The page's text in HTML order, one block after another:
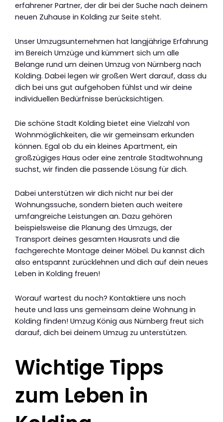
erfahrener Partner, der dir bei der Suche nach deinem
neuen Zuhause in Kolding zur Seite steht.
Unser Umzugsunternehmen hat langjährige Erfahrung
im Bereich Umzüge und kümmert sich um alle
Belange rund um deinen Umzug von Nürnberg nach
Kolding. Dabei legen wir großen Wert darauf, dass du
dich bei uns gut aufgehoben fühlst und wir deine
individuellen Bedürfnisse berücksichtigen.
Die schöne Stadt Kolding bietet eine Vielzahl von
Wohnmöglichkeiten, die wir gemeinsam erkunden
können. Egal ob du ein kleines Apartment, ein
großzügiges Haus oder eine zentrale Stadtwohnung
suchst, wir finden die passende Lösung für dich.
Dabei unterstützen wir dich nicht nur bei der
Wohnungssuche, sondern bieten auch weitere
umfangreiche Leistungen an. Dazu gehören
beispielsweise die Planung des Umzugs, der
Transport deines gesamten Hausrats und die
fachgerechte Montage deiner Möbel. Du kannst dich
also entspannt zurücklehnen und dich auf dein neues
Leben in Kolding freuen!
Worauf wartest du noch? Kontaktiere uns noch
heute und lass uns gemeinsam deine Wohnung in
Kolding finden! Umzug König aus Nürnberg freut sich
darauf, dich bei deinem Umzug zu unterstützen.
Wichtige Tipps
zum Leben in